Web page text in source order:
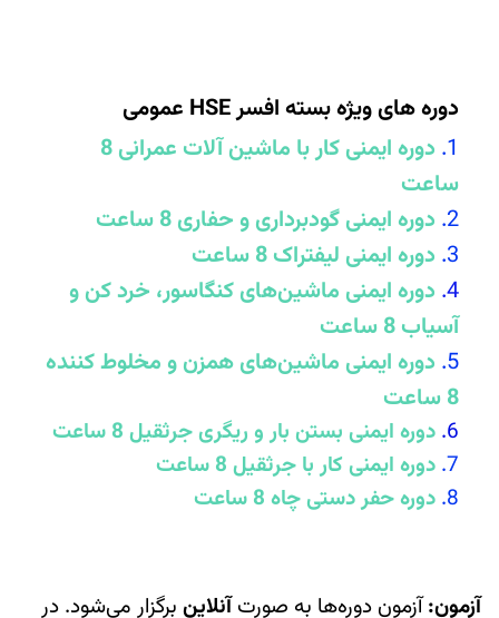
دوره های ویژه بسته افسر HSE عمومی
دوره ایمنی کار با ماشین آلات عمرانی 8
ساعت
دوره ایمنی گودبرداری و حفاری 8 ساعت
دوره ایمنی لیفتراک 8 ساعت
دوره ایمنی ماشین‌های کنگاسور، خرد کن و
آسیاب 8 ساعت
دوره ایمنی ماشین‌های همزن و مخلوط کننده
8 ساعت
دوره ایمنی بستن بار و ریگری جرثقیل 8 ساعت
دوره ایمنی کار با جرثقیل 8 ساعت
دوره حفر دستی چاه 8 ساعت
آزمون:آزمون دوره‌ها به صورتآنلاین برگزار می‌شود. در